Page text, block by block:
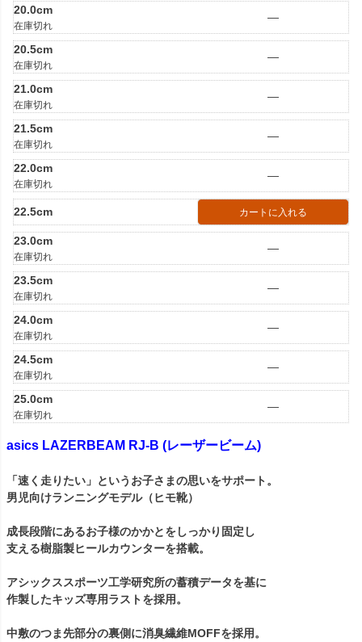
20.0cm
在庫切れ
—
20.5cm
在庫切れ
—
21.0cm
在庫切れ
—
21.5cm
在庫切れ
—
22.0cm
在庫切れ
—
22.5cm カートに入れる
23.0cm
在庫切れ
—
23.5cm
在庫切れ
—
24.0cm
在庫切れ
—
24.5cm
在庫切れ
—
25.0cm
在庫切れ
—
asics LAZERBEAM RJ-B (レーザービーム)
「速く走りたい」というお子さまの思いをサポート。
男児向けランニングモデル（ヒモ靴）
成長段階にあるお子様のかかとをしっかり固定し
支える樹脂製ヒールカウンターを搭載。
アシックススポーツ工学研究所の蓄積データを基に
作製したキッズ専用ラストを採用。
中敷のつま先部分の裏側に消臭繊維MOFFを採用。